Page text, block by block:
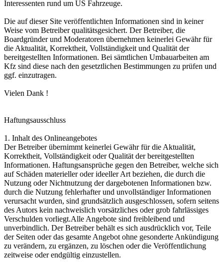
Interessenten rund um US Fahrzeuge.
Die auf dieser Site veröffentlichten Informationen sind in keiner
Weise vom Betreiber qualitätsgesichert. Der Betreiber, die
Boardgründer und Moderatoren übernehmen keinerlei Gewähr für
die Aktualität, Korrektheit, Vollständigkeit und Qualität der
bereitgestellten Informationen. Bei sämtlichen Umbauarbeiten am
Kfz sind diese nach den gesetztlichen Bestimmungen zu prüfen und
ggf. einzutragen.
Vielen Dank !
Haftungsausschluss
1. Inhalt des Onlineangebotes
Der Betreiber übernimmt keinerlei Gewähr für die Aktualität,
Korrektheit, Vollständigkeit oder Qualität der bereitgestellten
Informationen. Haftungsansprüche gegen den Betreiber, welche sich
auf Schäden materieller oder ideeller Art beziehen, die durch die
Nutzung oder Nichtnutzung der dargebotenen Informationen bzw.
durch die Nutzung fehlerhafter und unvollständiger Informationen
verursacht wurden, sind grundsätzlich ausgeschlossen, sofern seitens
des Autors kein nachweislich vorsätzliches oder grob fahrlässiges
Verschulden vorliegt.Alle Angebote sind freibleibend und
unverbindlich. Der Betreiber behält es sich ausdrücklich vor, Teile
der Seiten oder das gesamte Angebot ohne gesonderte Ankündigung
zu verändern, zu ergänzen, zu löschen oder die Veröffentlichung
zeitweise oder endgültig einzustellen.